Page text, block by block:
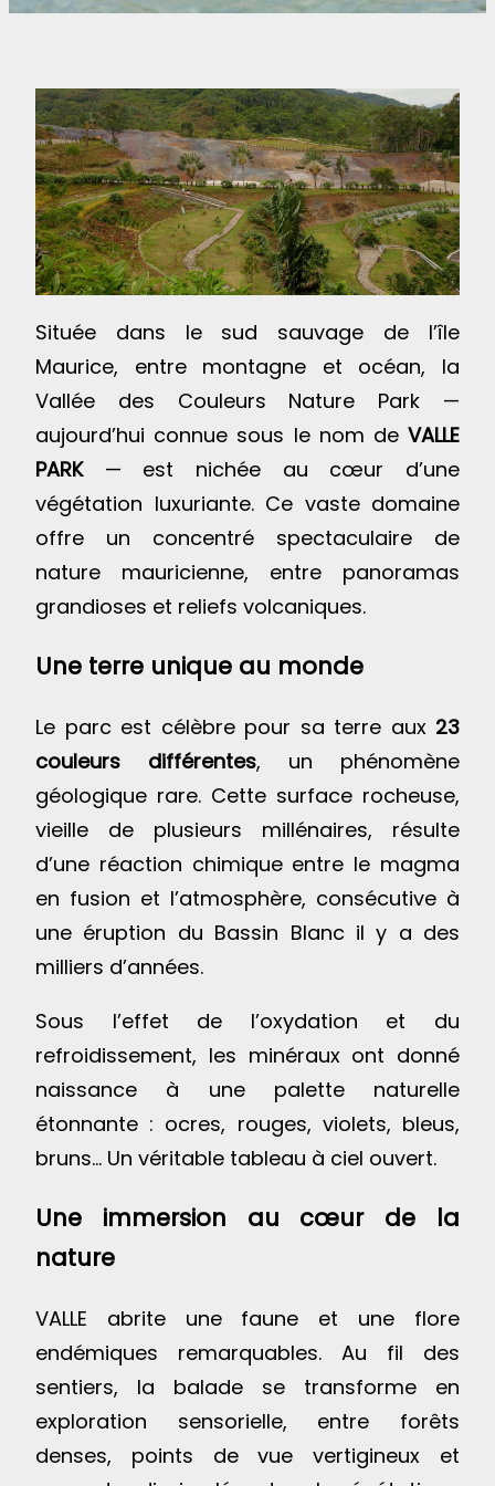
Située dans le sud sauvage de l’île
Maurice, entre montagne et océan, la
Vallée des Couleurs Nature Park —
aujourd’hui connue sous le nom de VALLE
PARK— est nichée au cœur d’une
végétation luxuriante. Ce vaste domaine
offre un concentré spectaculaire de
nature mauricienne, entre panoramas
grandioses et reliefs volcaniques.
Une terre unique au monde
Le parc est célèbre pour sa terre aux 23
couleurs différentes, un phénomène
géologique rare. Cette surface rocheuse,
vieille de plusieurs millénaires, résulte
d’une réaction chimique entre le magma
en fusion et l’atmosphère, consécutive à
une éruption du Bassin Blanc il y a des
milliers d’années.
Sous l’effet de l’oxydation et du
refroidissement, les minéraux ont donné
naissance à une palette naturelle
étonnante : ocres, rouges, violets, bleus,
bruns… Un véritable tableau à ciel ouvert.
Une immersion au cœur de la
nature
VALLE abrite une faune et une flore
endémiques remarquables. Au fil des
sentiers, la balade se transforme en
exploration sensorielle, entre forêts
denses, points de vue vertigineux et